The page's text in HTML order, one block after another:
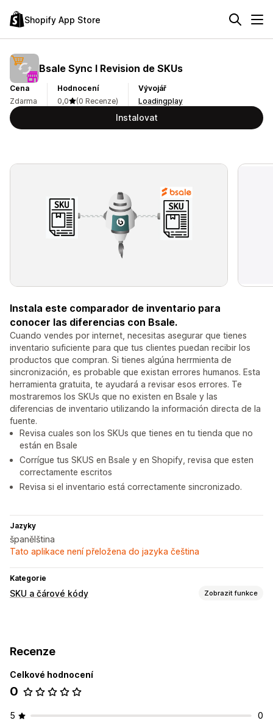
Shopify App Store
Bsale Sync I Revision de SKUs
Cena
Zdarma
Hodnocení
0,0
(0 Recenze)
Vývojář
Loadingplay
Instalovat
Instala este comparador de inventario para
conocer las diferencias con Bsale.
Cuando vendes por internet, necesitas asegurar que tienes
inventario suficiente para que tus clientes puedan recibir los
productos que compran. Si tienes algúna herrmienta de
sincronización, es probable que existan errores humanos. Esta
herramienta gratuita, te ayudará a revisar esos errores. Te
mostraremos los SKUs que no existen en Bsale y las
diferencias de inventario utilizando la información directa de la
fuente.
Revisa cuales son los SKUs que tienes en tu tienda que no
están en Bsale
Corrígue tus SKUS en Bsale y en Shopify, revisa que esten
correctamente escritos
Revisa si el inventario está correctamente sincronizado.
Jazyky
španělština
Tato aplikace není přeložena do jazyka čeština
Kategorie
SKU a čárové kódy Zobrazit funkce
Recenze
Celkové hodnocení
0
5
0